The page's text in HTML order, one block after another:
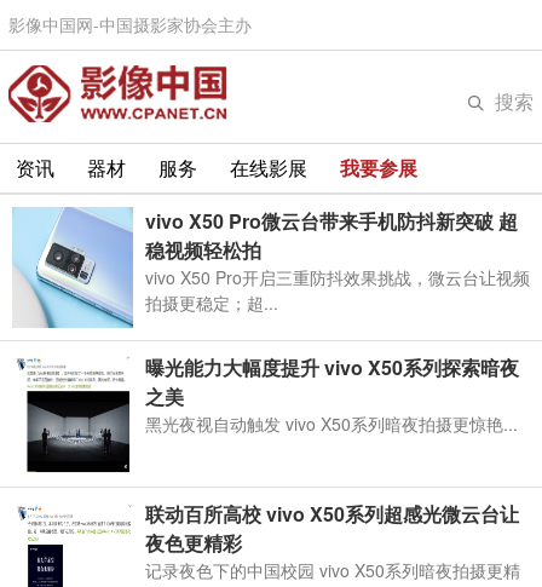
影像中国网-中国摄影家协会主办
搜索
资讯 器材 服务 在线影展
我要参展
vivo X50 Pro微云台带来手机防抖新突破 超
稳视频轻松拍
vivo X50 Pro开启三重防抖效果挑战，微云台让视频
拍摄更稳定；超...
曝光能力大幅度提升 vivo X50系列探索暗夜
之美
黑光夜视自动触发 vivo X50系列暗夜拍摄更惊艳...
联动百所高校 vivo X50系列超感光微云台让
夜色更精彩
记录夜色下的中国校园 vivo X50系列暗夜拍摄更精